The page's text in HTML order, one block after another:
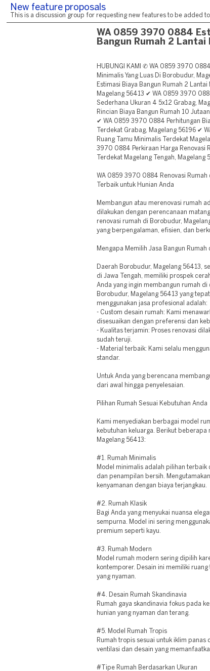
New feature proposals
This is a discussion group for requesting new features to be added
WA 0859 3970 0884
Bangun Rumah 2 Lantai
HUBUNGI KAMI ✆ WA 0859 3970
Minimalis Yang Luas Di Borobudur,
Estimasi Biaya Bangun Rumah 2
Magelang 56413 ✔ WA 0859 3970
Sederhana Ukuran 4 5x12 Grabag,
Rincian Biaya Bangun Rumah 10
✔ WA 0859 3970 0884 Perhitungan
Terdekat Grabag, Magelang 56196 ✔
Ruang Tamu Minimalis Terdekat
3970 0884 Perkiraan Harga Renovasi
Terdekat Magelang Tengah, Magelang
WA 0859 3970 0884 Renovasi Rumah
Terbaik untuk Hunian Anda
Membangun atau merenovasi rumah
dilakukan dengan perencanaan
renovasi rumah di Borobudur,
yang berpengalaman, efisien, dan
Mengapa Memilih Jasa Bangun
Daerah Borobudur, Magelang 56413,
di Jawa Tengah, memiliki prospek
Anda yang ingin membangun rumah
Borobudur, Magelang 56413 yang
menggunakan jasa profesional adalah:
- Custom desain rumah: Kami
disesuaikan dengan preferensi dan
- Kualitas terjamin: Proses renovasi
sudah teruji.
- Material terbaik: Kami selalu
standar.
Untuk Anda yang berencana
dari awal hingga penyelesaian.
Pilihan Rumah Sesuai Kebutuhan Anda
Kami menyediakan berbagai model
kebutuhan keluarga. Berikut
Magelang 56413:
#1. Rumah Minimalis
Model minimalis adalah pilihan terbaik
dan penampilan bersih.
kenyamanan dengan biaya terjangkau.
#2. Rumah Klasik
Bagi Anda yang menyukai nuansa
sempurna. Model ini sering
premium seperti kayu.
#3. Rumah Modern
Model rumah modern sering dipilih
kontemporer. Desain ini memiliki
yang nyaman.
#4. Desain Rumah Skandinavia
Rumah gaya skandinavia fokus pada
hunian yang nyaman dan terang.
#5. Model Rumah Tropis
Rumah tropis sesuai untuk iklim panas
ventilasi dan desain yang
#Tipe Rumah Berdasarkan Ukuran